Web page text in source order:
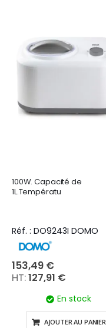
100W. Capacité de
1L.Températu
Réf. : DO9243I DOMO
153,49 €
127,91 €
En stock
AJOUTER AU PANIER